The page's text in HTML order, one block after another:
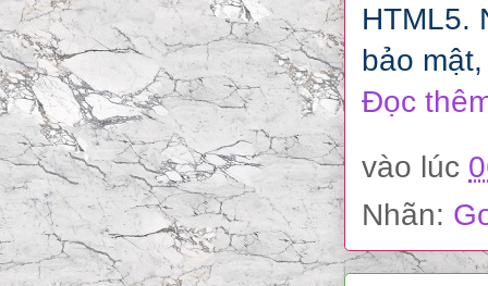
HTML5.
bảo
Đọc
vào lúc
Nhãn: